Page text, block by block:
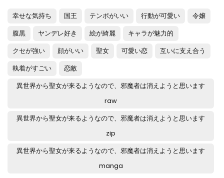
第59.3話 : 第59.3話-v185
第59.2話: 第59.2話-v184
第59.1話: 第59.1話-v183
第58.2話: 第58.2話-v180
幸せな気持ち 国王 テンポがいい 行動が可愛い
令嬢
腹黒
ヤンデレ好き 絵が綺麗
キャラが魅力的
クセが強い
顔がいい 聖女 可愛い恋
互いに支え合う
執着がすごい
恋敵
異世界から聖女が来るようなので、邪魔者は消えようと思います
raw
異世界から聖女が来るようなので、邪魔者は消えようと思います
zip
異世界から聖女が来るようなので、邪魔者は消えようと思います
manga